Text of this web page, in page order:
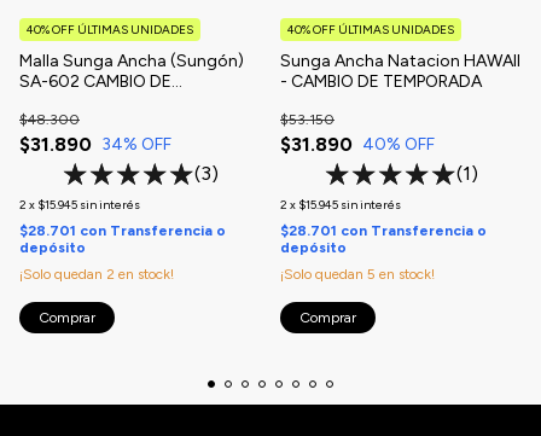
Malla Sunga Ancha (Sungón)
SA-602 CAMBIO DE
$31.890
$48.300
34% OFF
(3)
2 x $15.945 sin interés
40% OFF ÚLTIMAS UNIDADES
$28.701 con Transferencia o
depósito
¡Solo quedan 2 en stock!
Comprar
Sunga Ancha Natacion HAWAII
- CAMBIO DE TEMPORADA
$31.890
$53.150
40% OFF
(1)
2 x $15.945 sin interés
40% OFF ÚLTIMAS UNIDADES
$28.701 con Transferencia o
depósito
¡Solo quedan 5 en stock!
Comprar